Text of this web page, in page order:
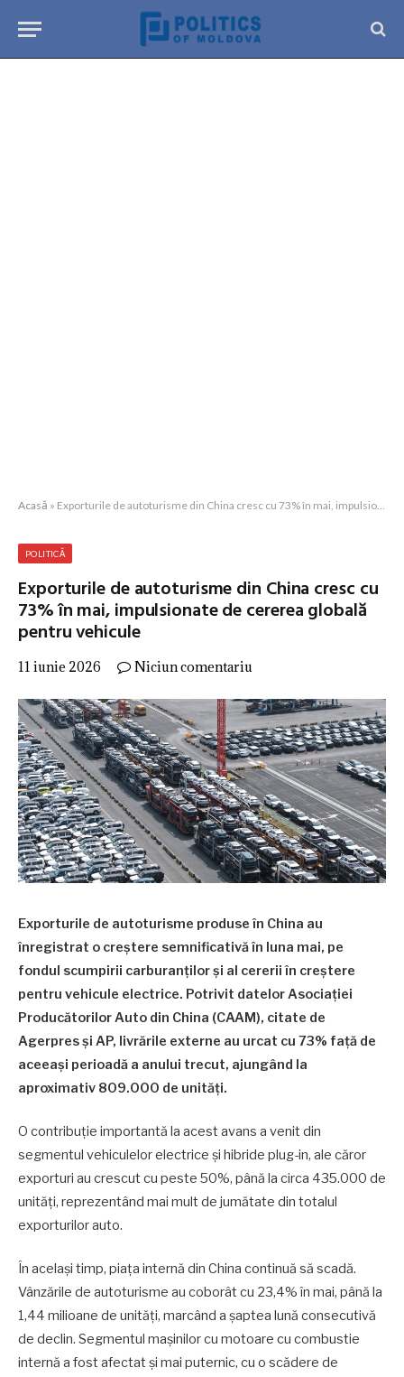
Acasă » Exporturile de autoturisme din China cresc cu 73% în mai, impulsionate de cererea globală pentru vehicule
POLITICĂ
Exporturile de autoturisme din China cresc cu
73% în mai, impulsionate de cererea globală
pentru vehicule
11 iunie 2026 Niciun comentariu
Exporturile de autoturisme produse în China au
înregistrat o creștere semnificativă în luna mai, pe
fondul scumpirii carburanților și al cererii în creștere
pentru vehicule electrice. Potrivit datelor Asociației
Producătorilor Auto din China (CAAM), citate de
Agerpres și AP, livrările externe au urcat cu 73% față de
aceeași perioadă a anului trecut, ajungând la
aproximativ 809.000 de unități.
O contribuție importantă la acest avans a venit din
segmentul vehiculelor electrice și hibride plug-in, ale căror
exporturi au crescut cu peste 50%, până la circa 435.000 de
unități, reprezentând mai mult de jumătate din totalul
exporturilor auto.
În același timp, piața internă din China continuă să scadă.
Vânzările de autoturisme au coborât cu 23,4% în mai, până la
1,44 milioane de unități, marcând a șaptea lună consecutivă
de declin. Segmentul mașinilor cu motoare cu combustie
internă a fost afectat și mai puternic, cu o scădere de